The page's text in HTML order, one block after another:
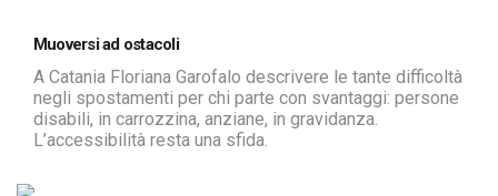
Muoversi ad ostacoli
A Catania Floriana Garofalo descrivere le tante difficoltà
negli spostamenti per chi parte con svantaggi: persone
disabili, in carrozzina, anziane, in gravidanza.
L’accessibilità resta una sfida.